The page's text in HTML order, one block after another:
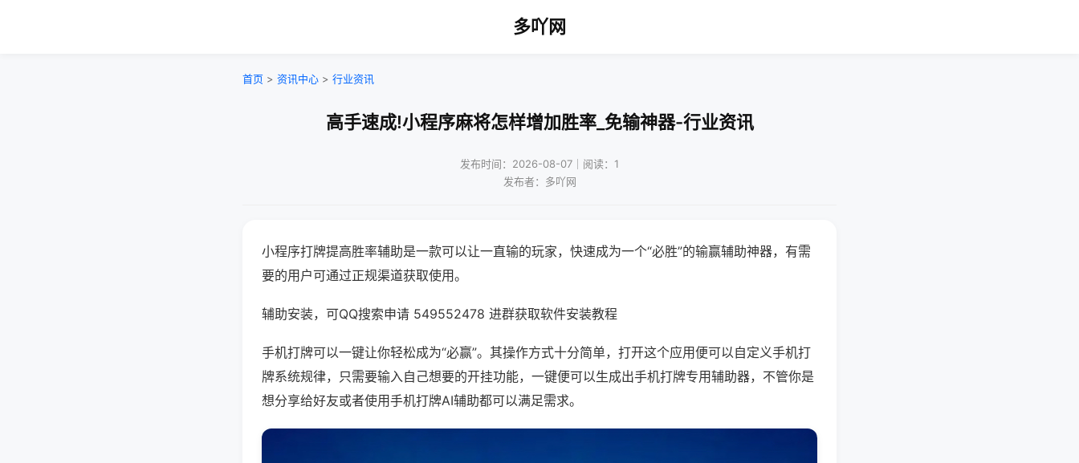
多吖网
首页 > 资讯中心 > 行业资讯
高手速成!小程序麻将怎样增加胜率_免输神器-行业资讯
发布时间：2026-08-07｜阅读：1
发布者：多吖网
小程序打牌提高胜率辅助是一款可以让一直输的玩家，快速成为一个“必胜”的输赢辅助神器，有需
要的用户可通过正规渠道获取使用。
辅助安装，可QQ搜索申请 549552478 进群获取软件安装教程
手机打牌可以一键让你轻松成为“必赢”。其操作方式十分简单，打开这个应用便可以自定义手机打
牌系统规律，只需要输入自己想要的开挂功能，一键便可以生成出手机打牌专用辅助器，不管你是
想分享给好友或者使用手机打牌AI辅助都可以满足需求。